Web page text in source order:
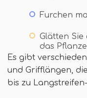
Furchen
Glätten
das
Es gibt
und Grifflängen,
bis zu